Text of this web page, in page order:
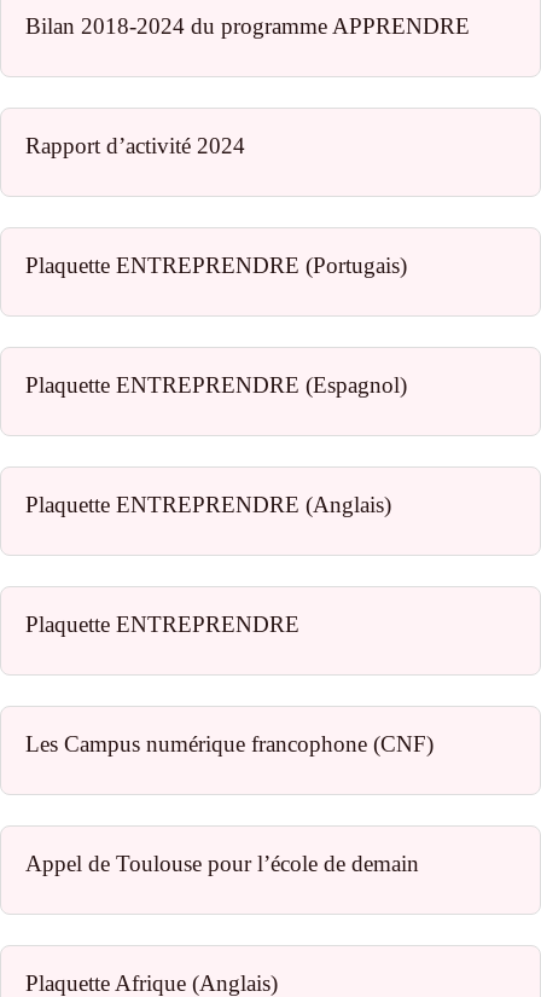
Bilan 2018-2024 du programme APPRENDRE
Rapport d’activité 2024
Plaquette ENTREPRENDRE (Portugais)
Plaquette ENTREPRENDRE (Espagnol)
Plaquette ENTREPRENDRE (Anglais)
Plaquette ENTREPRENDRE
Les Campus numérique francophone (CNF)
Appel de Toulouse pour l’école de demain
Plaquette Afrique (Anglais)